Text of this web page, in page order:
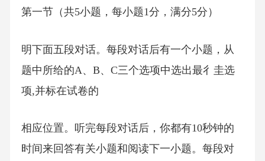
第一节（共5小题，每小题1分，满分5分）
明下面五段对话。每段对话后有一个小题，从
题中所给的A、B、C三个选项中选出最彳圭选
项,并标在试卷的
相应位置。听完每段对话后，你都有10秒钟的
时间来回答有关小题和阅读下一小题。每段对